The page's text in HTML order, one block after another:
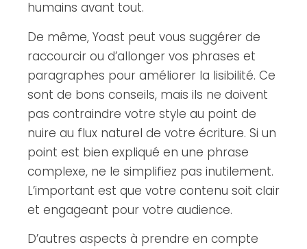
humains avant tout.
De même, Yoast peut vous suggérer de
raccourcir ou d’allonger vos phrases et
paragraphes pour améliorer la lisibilité. Ce
sont de bons conseils, mais ils ne doivent
pas contraindre votre style au point de
nuire au flux naturel de votre écriture. Si un
point est bien expliqué en une phrase
complexe, ne le simplifiez pas inutilement.
L’important est que votre contenu soit clair
et engageant pour votre audience.
D’autres aspects à prendre en compte